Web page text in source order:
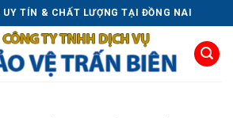
UY TÍN & CHẤT LƯỢNG TẠI ĐỒNG NAI